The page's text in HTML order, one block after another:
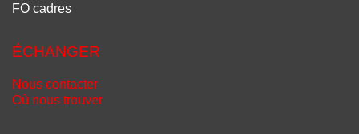
FO cadres
ÉCHANGER
Nous contacter
Où nous trouver